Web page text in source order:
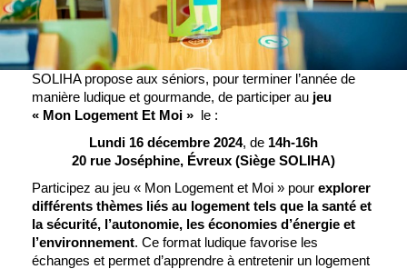
SOLIHA propose aux séniors, pour terminer l’année de
manière ludique et gourmande, de participer au jeu
« Mon Logement Et Moi » le :
Lundi 16 décembre 2024, de 14h-16h
20 rue Joséphine, Évreux (Siège SOLIHA)
Participez au jeu « Mon Logement et Moi » pourexplorer
différents thèmes liés au logement tels que la santé et
la sécurité, l’autonomie, les économies d’énergie et
l’environnement. Ce format ludique favorise les
échanges et permet d’apprendre à entretenir un logement